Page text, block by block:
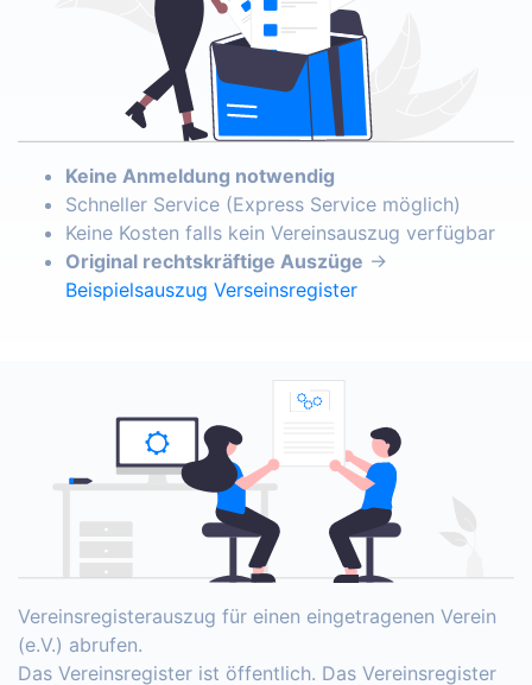
Keine Anmeldung notwendig
Schneller Service (Express Service möglich)
Keine Kosten falls kein Vereinsauszug verfügbar
Original rechtskräftige Auszüge →
Beispielsauszug Verseinsregister
Vereinsregisterauszug für einen eingetragenen Verein
(e.V.) abrufen.
Das Vereinsregister ist öffentlich. Das Vereinsregister